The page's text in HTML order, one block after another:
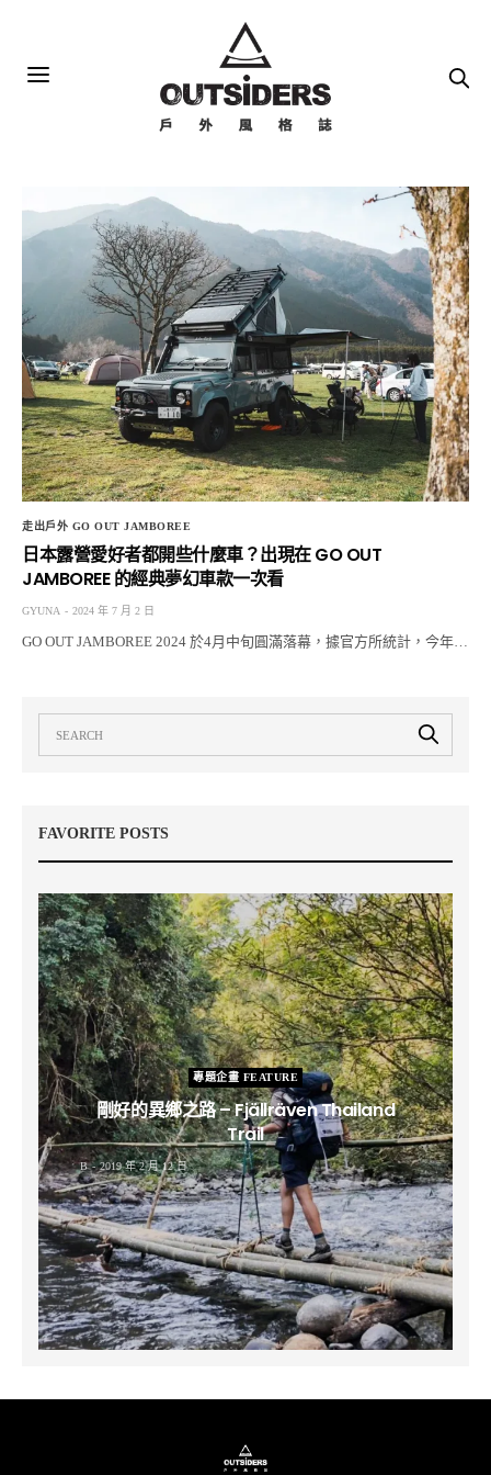
走出戶外 GO OUT JAMBOREE
日本露營愛好者都開些什麼車？出現在 GO OUT
JAMBOREE 的經典夢幻車款一次看
GYUNA 2024 年 7 月 2 日
GO OUT JAMBOREE 2024 於4月中旬圓滿落幕，據官方所統計，今年…
FAVORITE POSTS
專題企畫 FEATURE
剛好的異鄉之路 – Fjällräven Thailand
Trail
B 2019 年 2 月 12 日